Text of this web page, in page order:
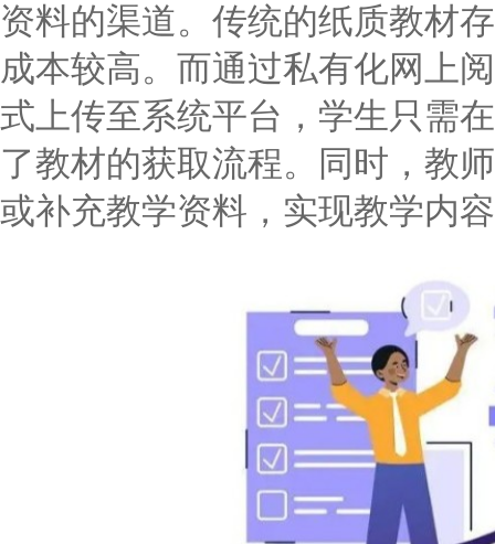
资料的渠道。传统的纸质教材
成本较高。而通过私有化网上
式上传至系统平台，学生只需
了教材的获取流程。同时，教
或补充教学资料，实现教学内